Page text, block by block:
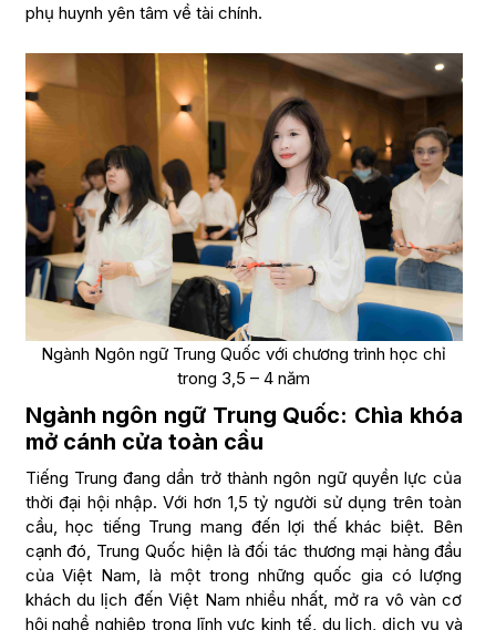
phụ huynh yên tâm về tài chính.
Ngành Ngôn ngữ Trung Quốc với chương trình học chỉ
trong 3,5 – 4 năm
Ngành ngôn ngữ Trung Quốc: Chìa khóa
mở cánh cửa toàn cầu
Tiếng Trung đang dần trở thành ngôn ngữ quyền lực của
thời đại hội nhập. Với hơn 1,5 tỷ người sử dụng trên toàn
cầu, học tiếng Trung mang đến lợi thế khác biệt. Bên
cạnh đó, Trung Quốc hiện là đối tác thương mại hàng đầu
của Việt Nam, là một trong những quốc gia có lượng
khách du lịch đến Việt Nam nhiều nhất, mở ra vô vàn cơ
hội nghề nghiệp trong lĩnh vực kinh tế, du lịch, dịch vụ và